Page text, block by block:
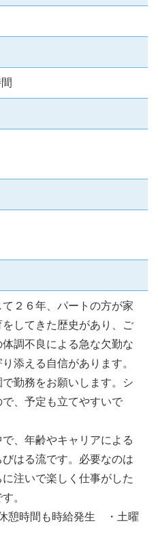
２６年、パートの方が家
してきた歴史があり、ご
調不良による急な欠勤な
添える自信があります。
勤務をお願いします。シ
、予定も立てやすいで
、年齢やキャリアによる
びはる流です。必要なのは
に注いで楽しく仕事がした
。
憩時間も時給発生 ・土曜